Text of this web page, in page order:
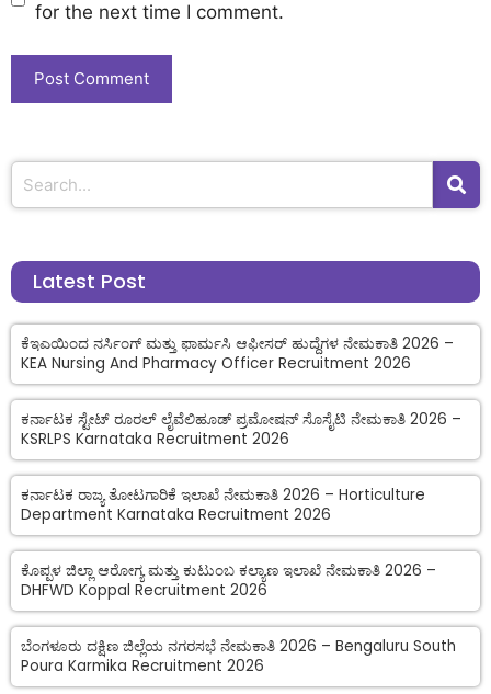
for the next time I comment.
Latest Post
ಕೆಇಎಯಿಂದ ನರ್ಸಿಂಗ್ ಮತ್ತು ಫಾರ್ಮಸಿ ಆಫೀಸರ್ ಹುದ್ದೆಗಳ ನೇಮಕಾತಿ 2026 –
KEA Nursing And Pharmacy Officer Recruitment 2026
ಕರ್ನಾಟಕ ಸ್ಟೇಟ್ ರೂರಲ್ ಲೈವೆಲಿಹೂಡ್ ಪ್ರಮೋಷನ್ ಸೊಸೈಟಿ ನೇಮಕಾತಿ 2026 –
KSRLPS Karnataka Recruitment 2026
ಕರ್ನಾಟಕ ರಾಜ್ಯ ತೋಟಗಾರಿಕೆ ಇಲಾಖೆ ನೇಮಕಾತಿ 2026 – Horticulture
Department Karnataka Recruitment 2026
ಕೊಪ್ಪಳ ಜಿಲ್ಲಾ ಆರೋಗ್ಯ ಮತ್ತು ಕುಟುಂಬ ಕಲ್ಯಾಣ ಇಲಾಖೆ ನೇಮಕಾತಿ 2026 –
DHFWD Koppal Recruitment 2026
ಬೆಂಗಳೂರು ದಕ್ಷಿಣ ಜಿಲ್ಲೆಯ ನಗರಸಭೆ ನೇಮಕಾತಿ 2026 – Bengaluru South
Poura Karmika Recruitment 2026